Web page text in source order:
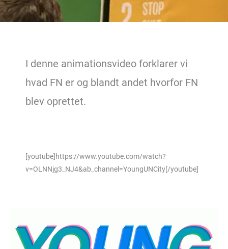
I denne animationsvideo forklarer vi
hvad FN er og blandt andet hvorfor FN
blev oprettet.
[youtube]https://www.youtube.com/watch?
v=OLNNjg3_NJ4&ab_channel=YoungUNCity[/youtube]